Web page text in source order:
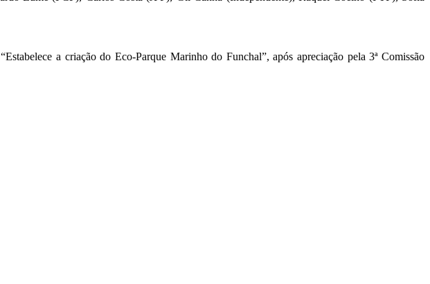
a criação do Eco-Parque Marinho do Funchal”, após apreciação pela 3ª Comissão